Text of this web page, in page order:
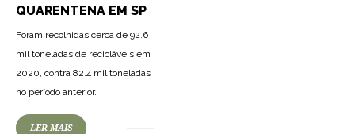
QUARENTENA EM SP
Foram recolhidas cerca de 92.6
mil toneladas de recicláveis em
2020, contra 82.4 mil toneladas
no período anterior.
LER MAIS